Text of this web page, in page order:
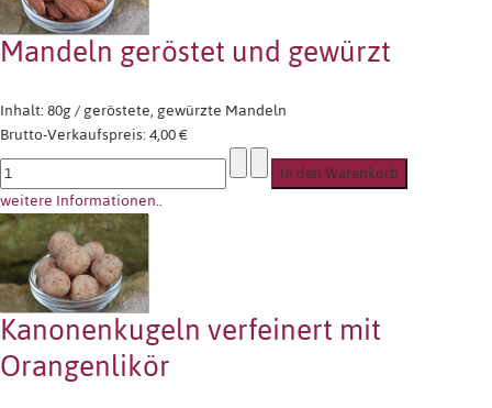
Mandeln geröstet und gewürzt
Inhalt: 80g / geröstete, gewürzte Mandeln
Brutto-Verkaufspreis:4,00 €
weitere Informationen..
Kanonenkugeln verfeinert mit
Orangenlikör